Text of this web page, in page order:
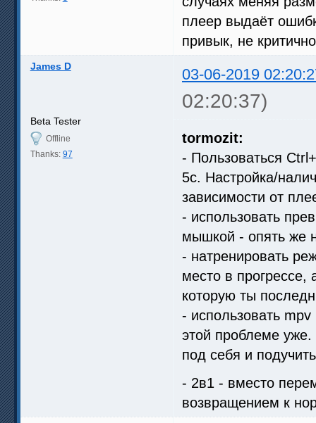
плеер выдаёт
привык, не
James D 03-06-2019
02:20:37)
Beta Tester
Offline
Thanks: 97
tormozit:
- Пользоваться
5с. Настройка/
зависимости от
- использовать
мышкой - опять же
- натренировать
место в прогрессе,
которую ты
- использовать
этой проблеме
под себя и
- 2в1 - вместо
возвращением к